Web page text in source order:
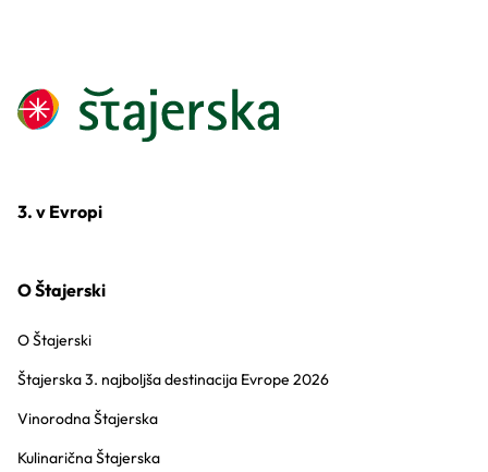
3. v Evropi
O Štajerski
O Štajerski
Štajerska 3. najboljša destinacija Evrope 2026
Vinorodna Štajerska
Kulinarična Štajerska